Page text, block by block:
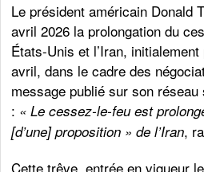
Le président américain Donald
avril 2026 la prolongation du
États-Unis et l’Iran,
avril, dans le cadre des
message publié sur son
: « Le cessez-le-feu est
[d’une] proposition » de l’Iran,
Cette trêve, entrée en vigueur